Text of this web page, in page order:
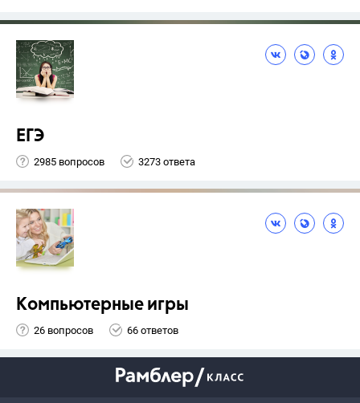
ЕГЭ
2985 вопросов 3273 ответа
Компьютерные игры
26 вопросов 66 ответов